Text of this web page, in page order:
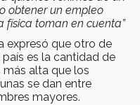
obtener un empleo
física toman en cuenta”
expresó que otro de
es la cantidad de
más alta que los
se dan entre
mayores.